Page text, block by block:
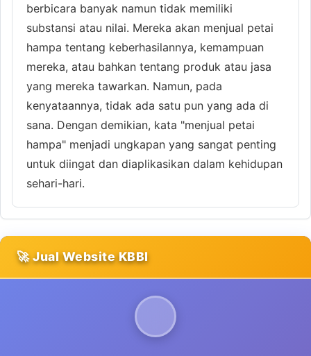
berbicara banyak namun tidak memiliki
substansi atau nilai. Mereka akan menjual petai
hampa tentang keberhasilannya, kemampuan
mereka, atau bahkan tentang produk atau jasa
yang mereka tawarkan. Namun, pada
kenyataannya, tidak ada satu pun yang ada di
sana. Dengan demikian, kata "menjual petai
hampa" menjadi ungkapan yang sangat penting
untuk diingat dan diaplikasikan dalam kehidupan
sehari-hari.
🚀 Jual Website KBBI